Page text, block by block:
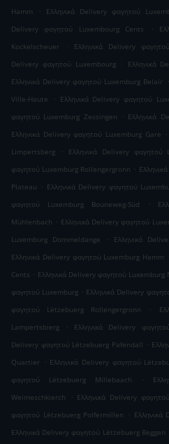
Hamm
. Ελληνικά Delivery φαγητού
Delivery φαγητού Luxembourg Cents
.
Kockelscheuer
. Ελληνικά Delivery
Delivery φαγητού Luxembourg
. Ελληνικά
Ελληνικά Delivery φαγητού Luxemburg Belair .
Ville-Haute
. Ελληνικά Delivery φαγητού
φαγητού Luxemburg Zessingen
. Ελληνικά
Ελληνικά Delivery φαγητού Luxemburg Gare .
Limpertsberg
. Ελληνικά Delivery φαγητού
φαγητού Luxemburg Rollengergronn .
Plateau . Ελληνικά Delivery φαγητού
φαγητού Luxemburg Bouneweg-Süd
.
Mühlenbach . Ελληνικά Delivery φαγητού
Luxemburg Dommeldange
. Ελληνικά
Ελληνικά Delivery φαγητού Luxemburg Hamm
Cents . Ελληνικά Delivery φαγητού
φαγητού Luxemburg . Ελληνικά Delivery
φαγητού Lëtzebuerg Rollengergronn
.
Lampertsbierg
. Ελληνικά Delivery
Delivery φαγητού Lëtzebuerg Pafendall .
Quartier . Ελληνικά Delivery φαγητού
φαγητού Lëtzebuerg Millebaach
.
Weimeschkierch
. Ελληνικά Delivery
φαγητού Lëtzebuerg Polfermillen
.
Ελληνικά Delivery φαγητού Lëtzebuerg Beggen